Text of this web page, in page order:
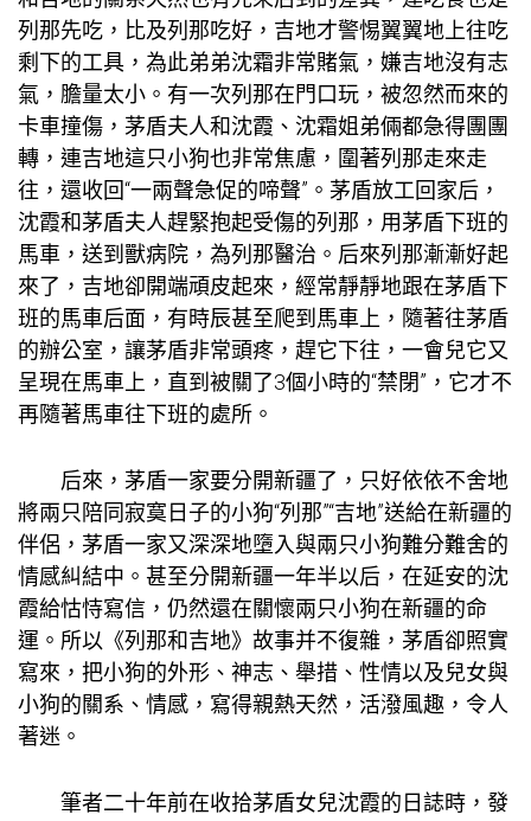
列那先吃，比及列那吃好，吉地才警惕翼翼地上往吃
剩下的工具，為此弟弟沈霜非常賭氣，嫌吉地沒有志
氣，膽量太小。有一次列那在門口玩，被忽然而來的
卡車撞傷，茅盾夫人和沈霞、沈霜姐弟倆都急得團團
轉，連吉地這只小狗也非常焦慮，圍著列那走來走
往，還收回“一兩聲急促的啼聲”。茅盾放工回家后，
沈霞和茅盾夫人趕緊抱起受傷的列那，用茅盾下班的
馬車，送到獸病院，為列那醫治。后來列那漸漸好起
來了，吉地卻開端頑皮起來，經常靜靜地跟在茅盾下
班的馬車后面，有時辰甚至爬到馬車上，隨著往茅盾
的辦公室，讓茅盾非常頭疼，趕它下往，一會兒它又
呈現在馬車上，直到被關了3個小時的“禁閉”，它才不
再隨著馬車往下班的處所。
后來，茅盾一家要分開新疆了，只好依依不舍地
將兩只陪同寂寞日子的小狗“列那”“吉地”送給在新疆的
伴侶，茅盾一家又深深地墮入與兩只小狗難分難舍的
情感糾結中。甚至分開新疆一年半以后，在延安的沈
霞給怙恃寫信，仍然還在關懷兩只小狗在新疆的命
運。所以《列那和吉地》故事并不復雜，茅盾卻照實
寫來，把小狗的外形、神志、舉措、性情以及兒女與
小狗的關系、情感，寫得親熱天然，活潑風趣，令人
著迷。
筆者二十年前在收拾茅盾女兒沈霞的日誌時，發